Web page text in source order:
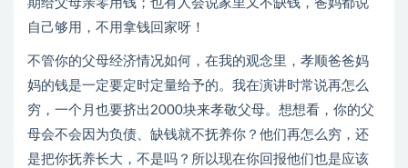
期给父母亲零用钱；也有人会说家里又不缺钱，爸妈都说
自己够用，不用拿钱回家呀！
不管你的父母经济情况如何，在我的观念里，孝顺爸爸妈
妈的钱是一定要定时定量给予的。我在演讲时常说再怎么
穷，一个月也要挤出2000块来孝敬父母。想想看，你的父
母会不会因为负债、缺钱就不抚养你？他们再怎么穷，还
是把你抚养长大，不是吗？所以现在你回报他们也是应该